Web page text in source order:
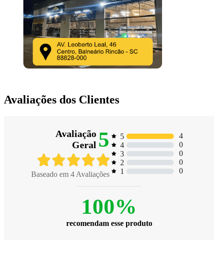
Avaliações dos Clientes
Avaliação
Geral 5
Baseado em 4Avaliações
5
4
4
0
3
0
2
0
1
0
100%
recomendam esse produto